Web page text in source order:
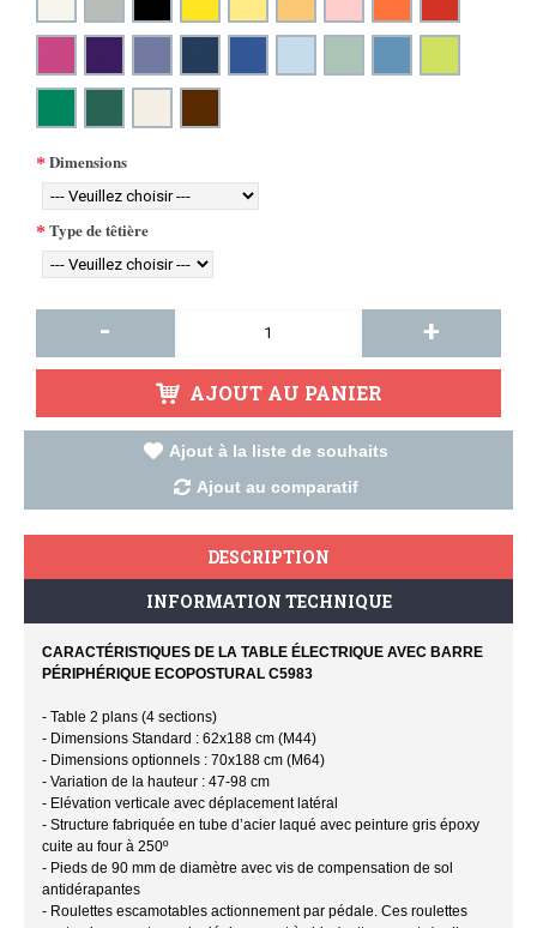
Dimensions
Type de têtière
- +
AJOUT AU PANIER
Ajout à la liste de souhaits
Ajout au comparatif
DESCRIPTION
INFORMATION TECHNIQUE
CARACTÉRISTIQUES DE LA TABLE ÉLECTRIQUE AVEC BARRE
PÉRIPHÉRIQUE ECOPOSTURAL C5983
- Table 2 plans (4 sections)
- Dimensions Standard : 62x188 cm (M44)
- Dimensions optionnels : 70x188 cm (M64)
- Variation de la hauteur : 47-98 cm
- Elévation verticale avec déplacement latéral
- Structure fabriquée en tube d’acier laqué avec peinture gris époxy
cuite au four à 250º
- Pieds de 90 mm de diamètre avec vis de compensation de sol
antidérapantes
- Roulettes escamotables actionnement par pédale. Ces roulettes